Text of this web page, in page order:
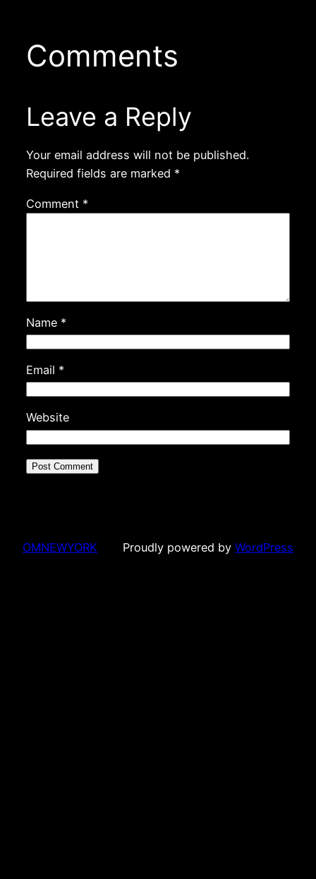
Comments
Leave a Reply
Your email address will not be published.
Required fields are marked *
Comment *
Name *
Email *
Website
OMNEWYORK Proudly powered by WordPress